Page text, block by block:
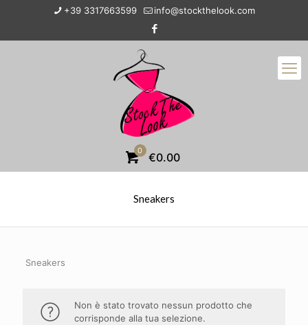
+39 3317663599 info@stockthelook.com
0 €0.00
Sneakers
Sneakers
Non è stato trovato nessun prodotto che
corrisponde alla tua selezione.